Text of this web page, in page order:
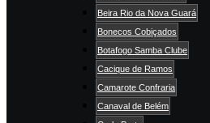
Beira Rio da Nova Guará
Bonecos Cobiçados
Botafogo Samba Clube
Cacique de Ramos
Camarote Confraria
Canaval de Belém